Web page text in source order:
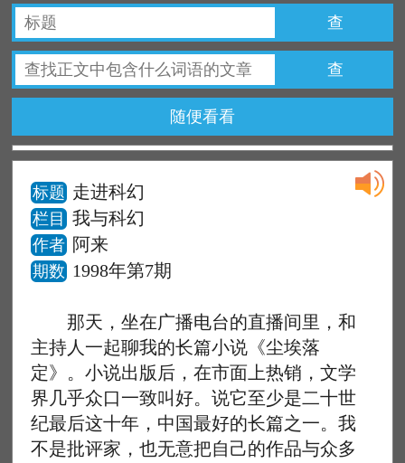
查
查
随便看看
标题 走进科幻
栏目 我与科幻
作者 阿来
期数 1998年第7期
那天，坐在广播电台的直播间里，和
主持人一起聊我的长篇小说《尘埃落
定》。小说出版后，在市面上热销，文学
界几乎众口一致叫好。说它至少是二十世
纪最后这十年，中国最好的长篇之一。我
不是批评家，也无意把自己的作品与众多